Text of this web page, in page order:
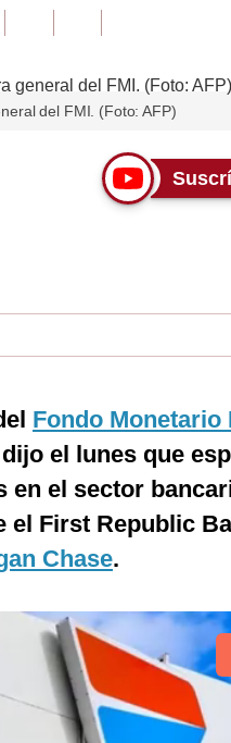
del FMI. (Foto: AFP)
Fondo Monetario
el lunes que
en el sector
el First Republic
Chase.